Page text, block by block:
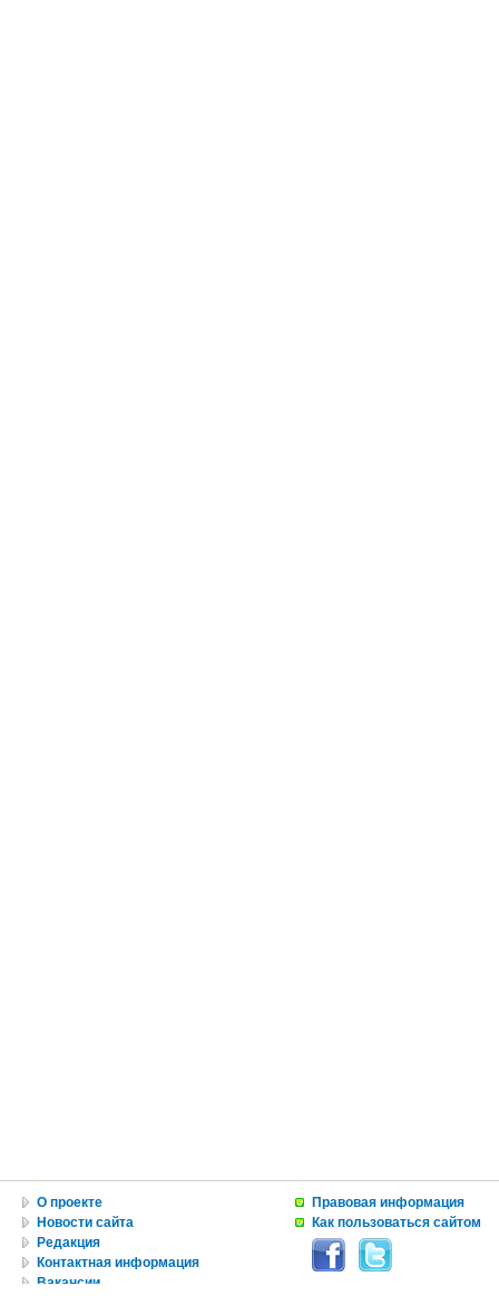
О проекте
Новости сайта
Редакция
Контактная информация
Вакансии
Правовая информация
Как пользоваться сайтом